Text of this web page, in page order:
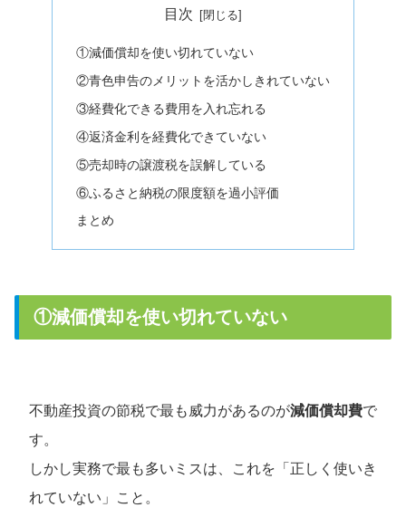
目次
①減価償却を使い切れていない
②青色申告のメリットを活かしきれていない
③経費化できる費用を入れ忘れる
④返済金利を経費化できていない
⑤売却時の譲渡税を誤解している
⑥ふるさと納税の限度額を過小評価
まとめ
①減価償却を使い切れていない
不動産投資の節税で最も威力があるのが減価償却費で
す。
しかし実務で最も多いミスは、これを「正しく使いき
れていない」こと。